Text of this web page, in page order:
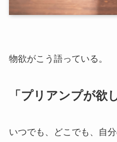
物欲がこう語っている。
「プリアンプが欲
いつでも、どこでも、自